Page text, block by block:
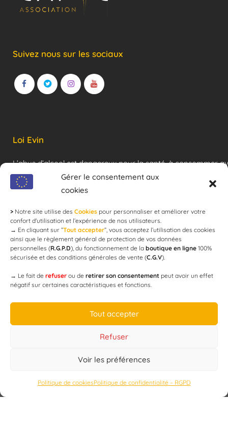
Gérer le consentement aux
cookies
> Notre site utilise des Cookies pour personnaliser et améliorer votre
confort d'utilisation et l’expérience de nos utilisateurs.
→ En cliquant sur ”Tout accepter”, vous acceptez l’utilisation des cookies
ainsi que le règlement général de protection de vos données
personnelles (R.G.P.D), du fonctionnement de la boutique en ligne 100%
sécurisée et des conditions générales de vente (C.G.V).
→ Le fait de refuser ou de retirer son consentement peut avoir un effet
négatif sur certaines caractéristiques et fonctions.
Tout accepter
Refuser
Voir les préférences
Politique de cookiesPolitique de confidentialité – RGPD
Suivez nous sur les sociaux
Loi Evin
L’abus d’alcool est dangereux pour la santé, à consommer
modération !
Newsletter
email
Designed byWEB3-DESIGN
CopyrightCAP’C2019